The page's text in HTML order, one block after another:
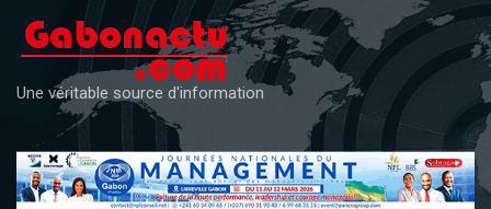
content
Une véritable source d'information